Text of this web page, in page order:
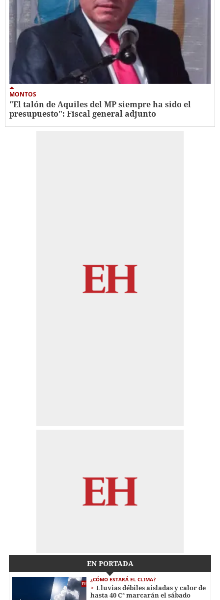
MONTOS
"El talón de Aquiles del MP siempre ha sido el
presupuesto": Fiscal general adjunto
EN PORTADA
¿CÓMO ESTARÁ EL CLIMA?
Lluvias débiles aisladas y calor de
hasta 40 C° marcarán el sábado